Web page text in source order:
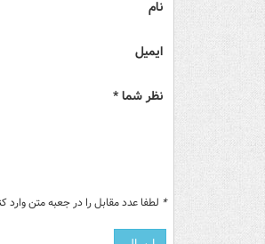
نام
ایمیل
نظر شما *
* لطفا عدد مقابل را در جعبه متن وارد